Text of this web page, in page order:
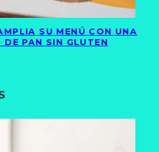
SU MENÚ CON UNA
DE PAN SIN GLUTEN